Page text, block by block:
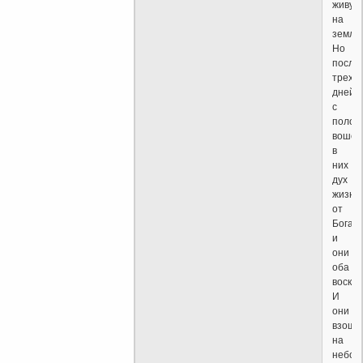
на
земле.
Но
после
трех
дней
с
вошел
в
них
дух
жизни
от
Бога,
и
они
оба
И
они
на
небо